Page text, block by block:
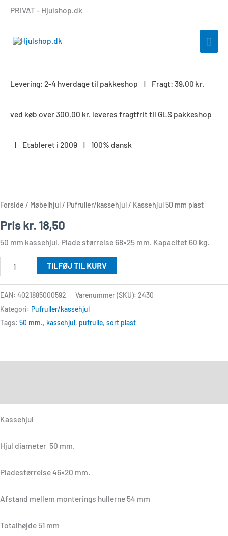
PRIVAT - Hjulshop.dk
Levering: 2-4 hverdage til pakkeshop | Fragt: 39,00 kr.
ved køb over 300,00 kr. leveres fragtfrit til GLS pakkeshop
| Etableret i 2009 | 100% dansk
Forside / Møbelhjul/ Pufruller/kassehjul/ Kassehjul 50 mm plast
Priskr. 18,50
50 mm kassehjul. Plade størrelse 68×25 mm. Kapacitet 60 kg.
mm
antal
TILFØJ TIL KURV
EAN: 4021885000592 Varenummer (SKU): 2430
Kategori: Pufruller/kassehjul
Tags: 50 mm., kassehjul, pufrulle, sort plast
Kassehjul
Hjul diameter 50 mm.
Pladestørrelse 46×20 mm.
Afstand mellem monterings hullerne 54 mm
Totalhøjde 51 mm